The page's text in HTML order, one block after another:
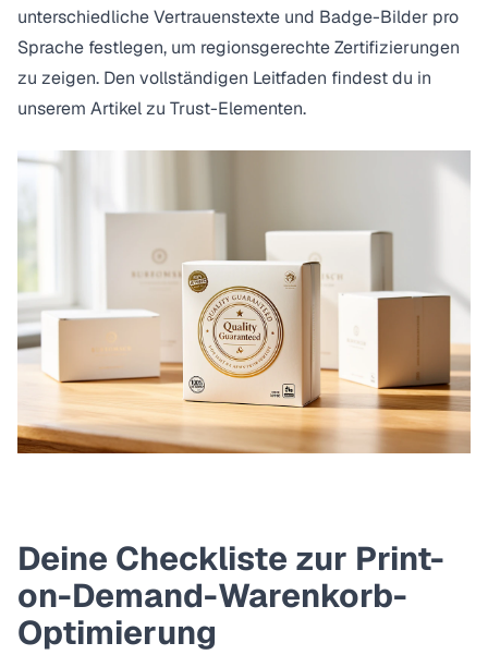
unterschiedliche Vertrauenstexte und Badge-Bilder pro
Sprache festlegen, um regionsgerechte Zertifizierungen
zu zeigen. Den vollständigen Leitfaden findest du in
unserem Artikel zu Trust-Elementen.
Deine Checkliste zur Print-
on-Demand-Warenkorb-
Optimierung